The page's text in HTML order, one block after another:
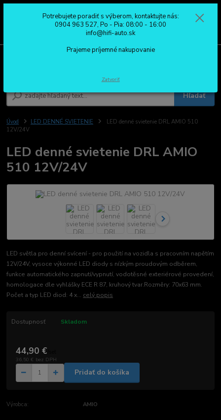
Hľadať
0904 963 527
Po - Pia: 08:00 - 16:00
Úvod LED DENNÉ SVIETENIE
LED denné svietenie DRL AMIO 510
12V/24V
LED denné svietenie DRL AMIO
510 12V/24V
LED světla pro denní svícení - pro použití na vozidla s pracovním napětím
12V/24V, vysoce výkonné LED diody s nízkým proudovým odběrem,
funkce automatického zapnutí/vypnutí, vodotěsné exteriérové ​​provedení,
homologace dle vyhlášky ECE R 87, kruhový tvar.Rozměry: 70x63 mm.
Počet a typ LED diod: 4 x... celý popis
Dostupnosť Skladom
44,90 €
36,50 € bez DPH
Pridať do košíka
Výrobca: AMIO
Potrebujete poradiť s výberom, kontaktujte nás:
0904 963 527, Po - Pia: 08:00 - 16:00
info@hifi-auto.sk
Prajeme príjemné nakupovanie
Zatvoriť